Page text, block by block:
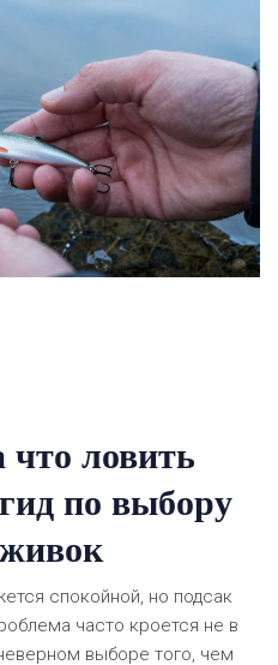
ловить
по выбору
спокойной, но подсак
часто кроется не в
выборе того, чем